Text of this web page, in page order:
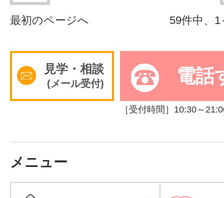
59件中、
最初のページへ
見学・相談
(メール受付) 電話
［受付時間］10:30～
メニュー